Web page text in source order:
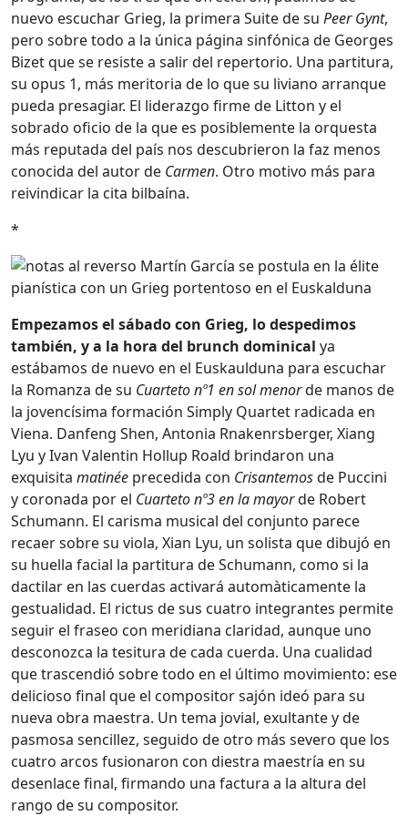
nuevo escuchar Grieg, la primera Suite de su Peer Gynt,
pero sobre todo a la única página sinfónica de Georges
Bizet que se resiste a salir del repertorio. Una partitura,
su opus 1, más meritoria de lo que su liviano arranque
pueda presagiar. El liderazgo firme de Litton y el
sobrado oficio de la que es posiblemente la orquesta
más reputada del país nos descubrieron la faz menos
conocida del autor de Carmen. Otro motivo más para
reivindicar la cita bilbaína.
*
Empezamos el sábado con Grieg, lo despedimos
también, y a la hora del brunch dominical ya
estábamos de nuevo en el Euskaulduna para escuchar
la Romanza de su Cuarteto nº1 en sol menorde manos de
la jovencísima formación Simply Quartet radicada en
Viena. Danfeng Shen, Antonia Rnakenrsberger, Xiang
Lyu y Ivan Valentin Hollup Roald brindaron una
exquisita matinée precedida con Crisantemosde Puccini
y coronada por el Cuarteto nº3 en la mayorde Robert
Schumann. El carisma musical del conjunto parece
recaer sobre su viola, Xian Lyu, un solista que dibujó en
su huella facial la partitura de Schumann, como si la
dactilar en las cuerdas activará automàticamente la
gestualidad. El rictus de sus cuatro integrantes permite
seguir el fraseo con meridiana claridad, aunque uno
desconozca la tesitura de cada cuerda. Una cualidad
que trascendió sobre todo en el último movimiento: ese
delicioso final que el compositor sajón ideó para su
nueva obra maestra. Un tema jovial, exultante y de
pasmosa sencillez, seguido de otro más severo que los
cuatro arcos fusionaron con diestra maestría en su
desenlace final, firmando una factura a la altura del
rango de su compositor.